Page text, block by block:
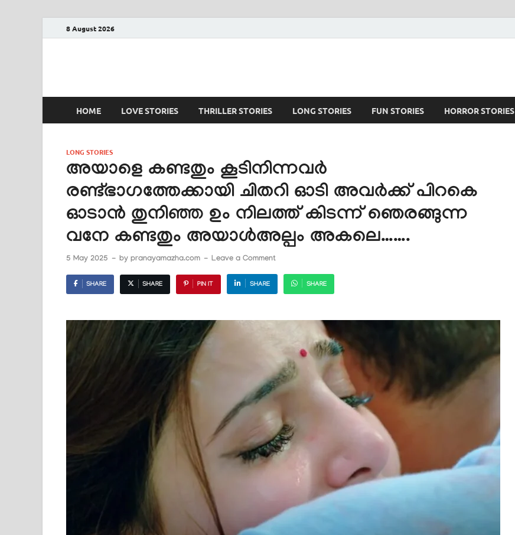
8 August 2026
HOME LOVE STORIES THRILLER STORIES LONG STORIES FUN STORIES HORROR STORIES
LONG STORIES
അയാളെ കണ്ടതും കൂടിനിന്നവർ
രണ്ട്ഭാഗത്തേക്കായി ചിതറി ഓടി അവർക്ക് പിറകെ
ഓടാൻ തുനിഞ്ഞ ഉം നിലത്ത് കിടന്ന് ഞെരങ്ങുന്ന
വനേ കണ്ടതും അയാൾഅല്പം അകലെ…….
5 May 2025 - by pranayamazha.com - Leave a Comment
SHARE SHARE PIN IT SHARE SHARE